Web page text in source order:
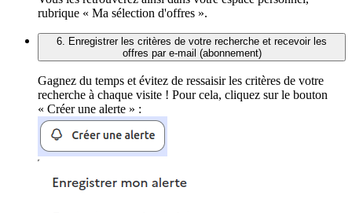
rubrique « Ma sélection d'offres ».
6. Enregistrer les critères de votre recherche et recevoir les
offres par e-mail (abonnement)
Gagnez du temps et évitez de ressaisir les critères de votre
recherche à chaque visite ! Pour cela, cliquez sur le bouton
« Créer une alerte » :